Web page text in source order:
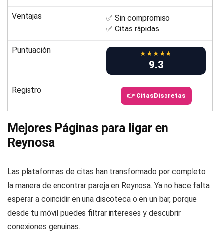
Ventajas
✅ Sin compromiso
✅ Citas rápidas
Puntuación ★★★★★
9.3
Registro
👉 CitasDiscretas
Mejores Páginas para ligar en
Reynosa
Las plataformas de citas han transformado por completo
la manera de encontrar pareja en Reynosa. Ya no hace falta
esperar a coincidir en una discoteca o en un bar, porque
desde tu móvil puedes filtrar intereses y descubrir
conexiones genuinas.